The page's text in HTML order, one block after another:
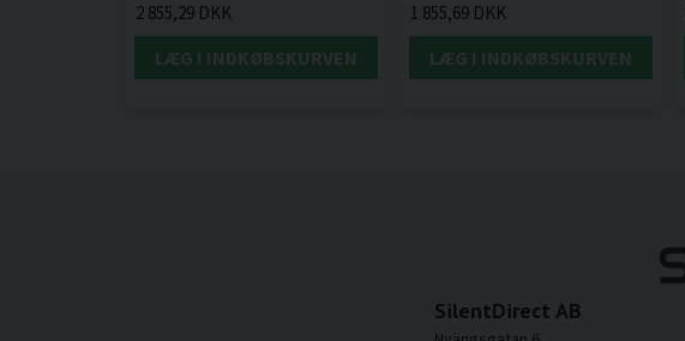
2 855,29 DKK
LÆG I INDKØBSKURVEN
1 855,69 DKK
LÆG I INDKØBSKURVEN
SilentDirect AB